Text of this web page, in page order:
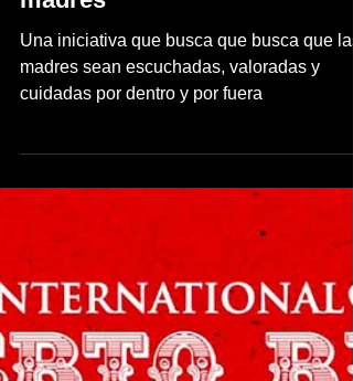
Instituto Español lanza
iniciativa en apoyo a las
madres
cuidadas por dentro y por fuera